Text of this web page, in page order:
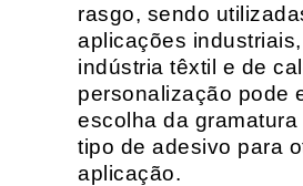
rasgo, sendo
aplicações
indústria têxtil e de
personalização pode
escolha da
tipo de adesivo para
aplicação.